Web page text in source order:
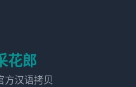
花郎
方汉语拷贝